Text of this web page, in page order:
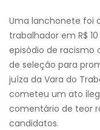
Uma lanchonete foi
trabalhador em R$
episódio de racismo
de seleção para
juíza da Vara do
cometeu um ato
comentário de teor
candidatos.